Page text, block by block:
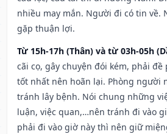
nhiều may mắn. Người đi có tin về.
gặp thuận lợi.
Từ 15h-17h (Thân) và từ 03h-05h
cãi cọ, gây chuyện đói kém, phải
tốt nhất nên hoãn lại. Phòng người
tránh lây bệnh. Nói chung những
luận, việc quan,…nên tránh đi vào
phải đi vào giờ này thì nên giữ